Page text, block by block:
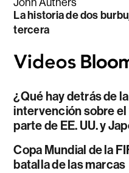
La historia de dos
tercera
¿Qué hay detrás de
intervención sobre el
parte de EE. UU. y
Copa Mundial de la
batalla de las marcas